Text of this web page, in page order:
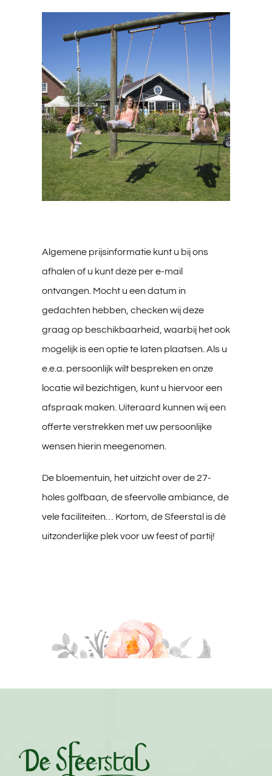
Algemene prijsinformatie kunt u bij ons
afhalen of u kunt deze per e-mail
ontvangen. Mocht u een datum in
gedachten hebben, checken wij deze
graag op beschikbaarheid, waarbij het ook
mogelijk is een optie te laten plaatsen. Als u
e.e.a. persoonlijk wilt bespreken en onze
locatie wil bezichtigen, kunt u hiervoor een
afspraak maken. Uiteraard kunnen wij een
offerte verstrekken met uw persoonlijke
wensen hierin meegenomen.
De bloementuin, het uitzicht over de 27-
holes golfbaan, de sfeervolle ambiance, de
vele faciliteiten… Kortom, de Sfeerstal is dé
uitzonderlijke plek voor uw feest of partij!